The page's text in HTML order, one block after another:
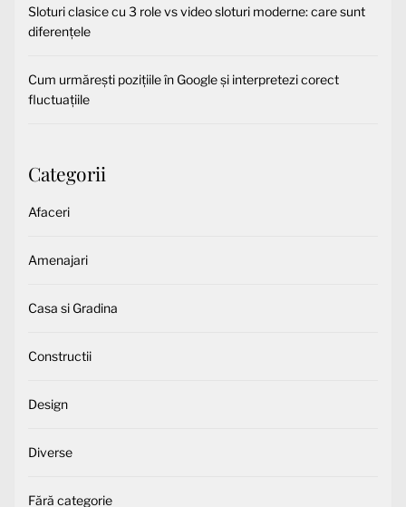
Sloturi clasice cu 3 role vs video sloturi moderne: care sunt
diferențele
Cum urmărești pozițiile în Google și interpretezi corect
fluctuațiile
Categorii
Afaceri
Amenajari
Casa si Gradina
Constructii
Design
Diverse
Fără categorie